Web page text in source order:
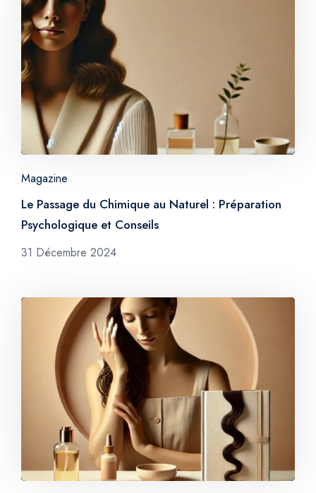
Magazine
Le Passage du Chimique au Naturel : Préparation
Psychologique et Conseils
31 Décembre 2024